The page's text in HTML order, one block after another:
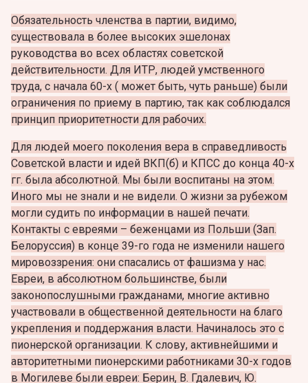
Обязательность членства в партии, видимо,
существовала в более высоких эшелонах
руководства во всех областях советской
действительности. Для ИТР, людей умственного
труда, с начала 60-х ( может быть, чуть раньше) были
ограничения по приему в партию, так как соблюдался
принцип приоритетности для рабочих.
Для людей моего поколения вера в справедливость
Советской власти и идей ВКП(б) и КПСС до конца 40-х
гг. была абсолютной. Мы были воспитаны на этом.
Иного мы не знали и не видели. О жизни за рубежом
могли судить по информации в нашей печати.
Контакты с евреями – беженцами из Польши (Зап.
Белоруссия) в конце 39-го года не изменили нашего
мировоззрения: они спасались от фашизма у нас.
Евреи, в абсолютном большинстве, были
законопослушными гражданами, многие активно
участвовали в общественной деятельности на благо
укрепления и поддержания власти. Начиналось это с
пионерской организации. К слову, активнейшими и
авторитетными пионерскими работниками 30-х годов
в Могилеве были евреи: Берин, В. Гдалевич, Ю.